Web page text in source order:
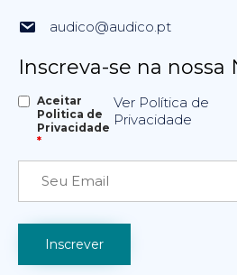
audico@audico.pt
Inscreva-se na
Aceitar
Politica de
Privacidade
*
Ver Política de
Privacidade